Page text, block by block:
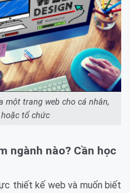
một trang web cho cá nhân,
tổ chức
ngành nào? Cần học
thiết kế web và muốn biết